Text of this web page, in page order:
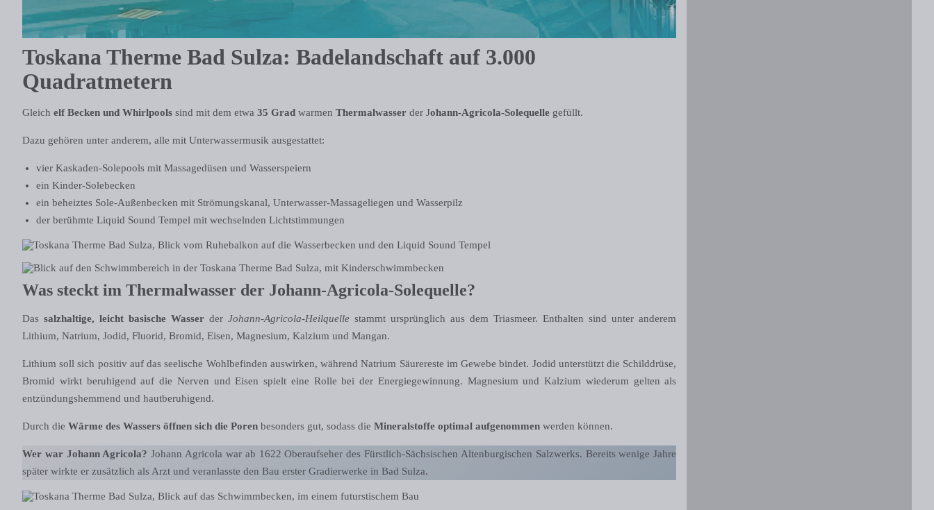
Toskana Therme Bad Sulza: Badelandschaft auf 3.000
Quadratmetern
Gleich elf Becken und Whirlpools sind mit dem etwa 35 Grad warmen Thermalwasser der Johann-Agricola-Solequelle gefüllt.
Dazu gehören unter anderem, alle mit Unterwassermusik ausgestattet:
vier Kaskaden-Solepools mit Massagedüsen und Wasserspeiern
ein Kinder-Solebecken
ein beheiztes Sole-Außenbecken mit Strömungskanal, Unterwasser-Massageliegen und Wasserpilz
der berühmte Liquid Sound Tempel mit wechselnden Lichtstimmungen
Was steckt im Thermalwasser der Johann-Agricola-Solequelle?
Dassalzhaltige, leicht basische Wasser derJohann-Agricola-Heilquelle stammt ursprünglich aus dem Triasmeer. Enthalten sind unter anderem
Lithium, Natrium, Jodid, Fluorid, Bromid, Eisen, Magnesium, Kalzium und Mangan.
Lithium soll sich positiv auf das seelische Wohlbefinden auswirken, während Natrium Säurereste im Gewebe bindet. Jodid unterstützt die Schilddrüse,
Bromid wirkt beruhigend auf die Nerven und Eisen spielt eine Rolle bei der Energiegewinnung. Magnesium und Kalzium wiederum gelten als
entzündungshemmend und hautberuhigend.
Durch die Wärme des Wassers öffnen sich die Poren besonders gut, sodass die Mineralstoffe optimal aufgenommen werden können.
Wer war Johann Agricola?Johann Agricola war ab 1622 Oberaufseher des Fürstlich-Sächsischen Altenburgischen Salzwerks. Bereits wenige Jahre
später wirkte er zusätzlich als Arzt und veranlasste den Bau erster Gradierwerke in Bad Sulza.